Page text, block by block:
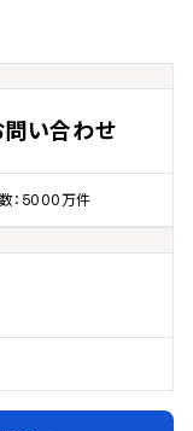
問い合わせ
：5000万件